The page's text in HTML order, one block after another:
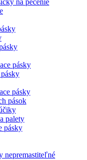
pásky
pásky
pások
palety
pásky
nepremastiteľné